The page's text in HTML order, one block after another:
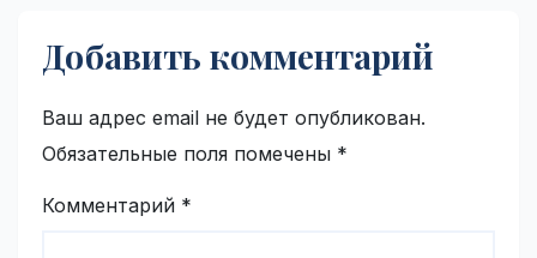
Добавить комментарий
Ваш адрес email не будет опубликован.
Обязательные поля помечены *
Комментарий *